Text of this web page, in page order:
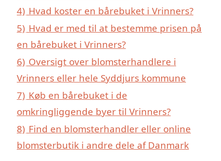
4) Hvad koster en bårebuket i Vrinners?
5) Hvad er med til at bestemme prisen på
en bårebuket i Vrinners?
6) Oversigt over blomsterhandlere i
Vrinners eller hele Syddjurs kommune
7) Køb en bårebuket i de
omkringliggende byer til Vrinners?
8) Find en blomsterhandler eller online
blomsterbutik i andre dele af Danmark